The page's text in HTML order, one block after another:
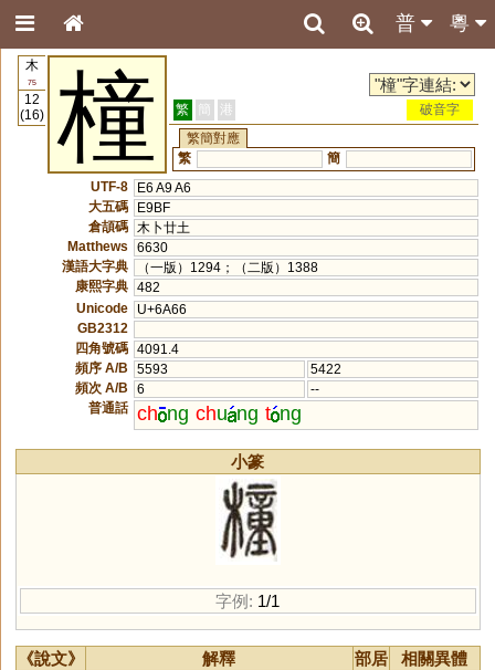
粵
普
木
75
12
(16)
橦 繁 簡 港
破音字
繁簡對應
繁
簡
UTF-8
E6 A9 A6
大五碼
E9BF
倉頡碼
木卜廿土
Matthews
6630
漢語大字典
（一版）1294；（二版）1388
康熙字典 482
Unicode
U+6A66
GB2312
四角號碼 4091.4
頻序 A/B
5593
5422
頻次 A/B
6
--
普通話 ch ng chu ng t ng
小篆
字例: 1/1
《說文》 解釋 部居
相關異體